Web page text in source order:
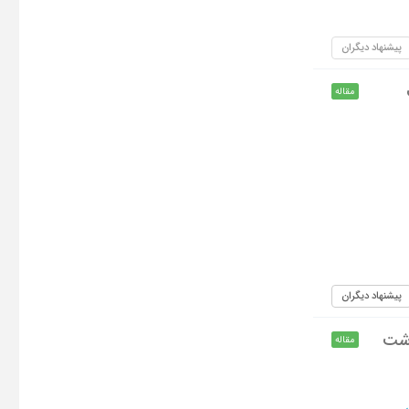
پیشنهاد دیگران
مقاله
پیشنهاد دیگران
مقاله